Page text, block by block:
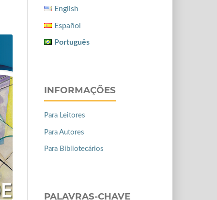
English
Español
Português
INFORMAÇÕES
Para Leitores
Para Autores
Para Bibliotecários
PALAVRAS-CHAVE